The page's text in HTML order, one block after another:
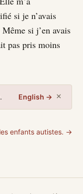
si je n’avais
si j’en avais
pas pris moins
English → ×
enfants autistes. →